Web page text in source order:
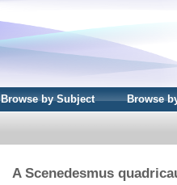
Browse by Subject Browse
A Scenedesmus